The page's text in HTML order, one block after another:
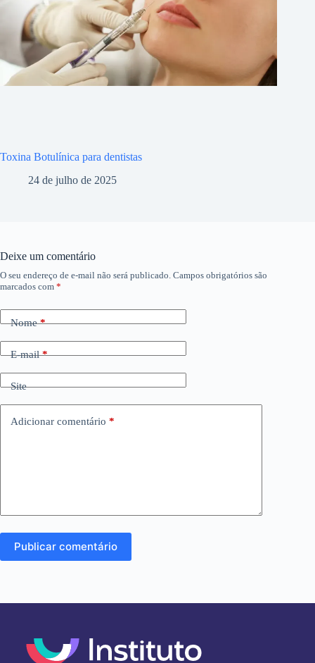
Toxina Botulínica para dentistas
24 de julho de 2025
Deixe um comentário
O seu endereço de e-mail não será publicado. Campos obrigatórios são
marcados com *
Nome*
E-mail*
Site
Adicionar comentário *
Publicar comentário